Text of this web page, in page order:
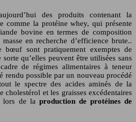
des produits contenant la
comme la protéine whey, qui présente
bovine en termes de composition
en recherche d’efficience brute..
bœuf sont pratiquement exemptes de
qu’elles peuvent être utilisées sans
de régimes alimentaires à teneur
rendu possible par un nouveau procédé
le spectre des acides aminés de la
et les graisses excédentaires
lors de la production de protéines de